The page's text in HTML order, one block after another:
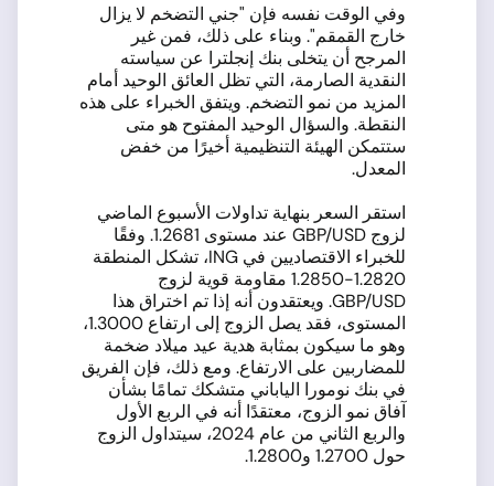
وفي الوقت نفسه فإن "جني التضخم لا يزال
خارج القمقم". وبناء على ذلك، فمن غير
المرجح أن يتخلى بنك إنجلترا عن سياسته
النقدية الصارمة، التي تظل العائق الوحيد أمام
المزيد من نمو التضخم. ويتفق الخبراء على هذه
النقطة. والسؤال الوحيد المفتوح هو متى
ستتمكن الهيئة التنظيمية أخيرًا من خفض
المعدل.
استقر السعر بنهاية تداولات الأسبوع الماضي
لزوج GBP/USD عند مستوى 1.2681. وفقًا
للخبراء الاقتصاديين في ING، تشكل المنطقة
1.2820-1.2850 مقاومة قوية لزوج
GBP/USD. ويعتقدون أنه إذا تم اختراق هذا
المستوى، فقد يصل الزوج إلى ارتفاع 1.3000،
وهو ما سيكون بمثابة هدية عيد ميلاد ضخمة
للمضاربين على الارتفاع. ومع ذلك، فإن الفريق
في بنك نومورا الياباني متشكك تمامًا بشأن
آفاق نمو الزوج، معتقدًا أنه في الربع الأول
والربع الثاني من عام 2024، سيتداول الزوج
حول 1.2700 و1.2800.